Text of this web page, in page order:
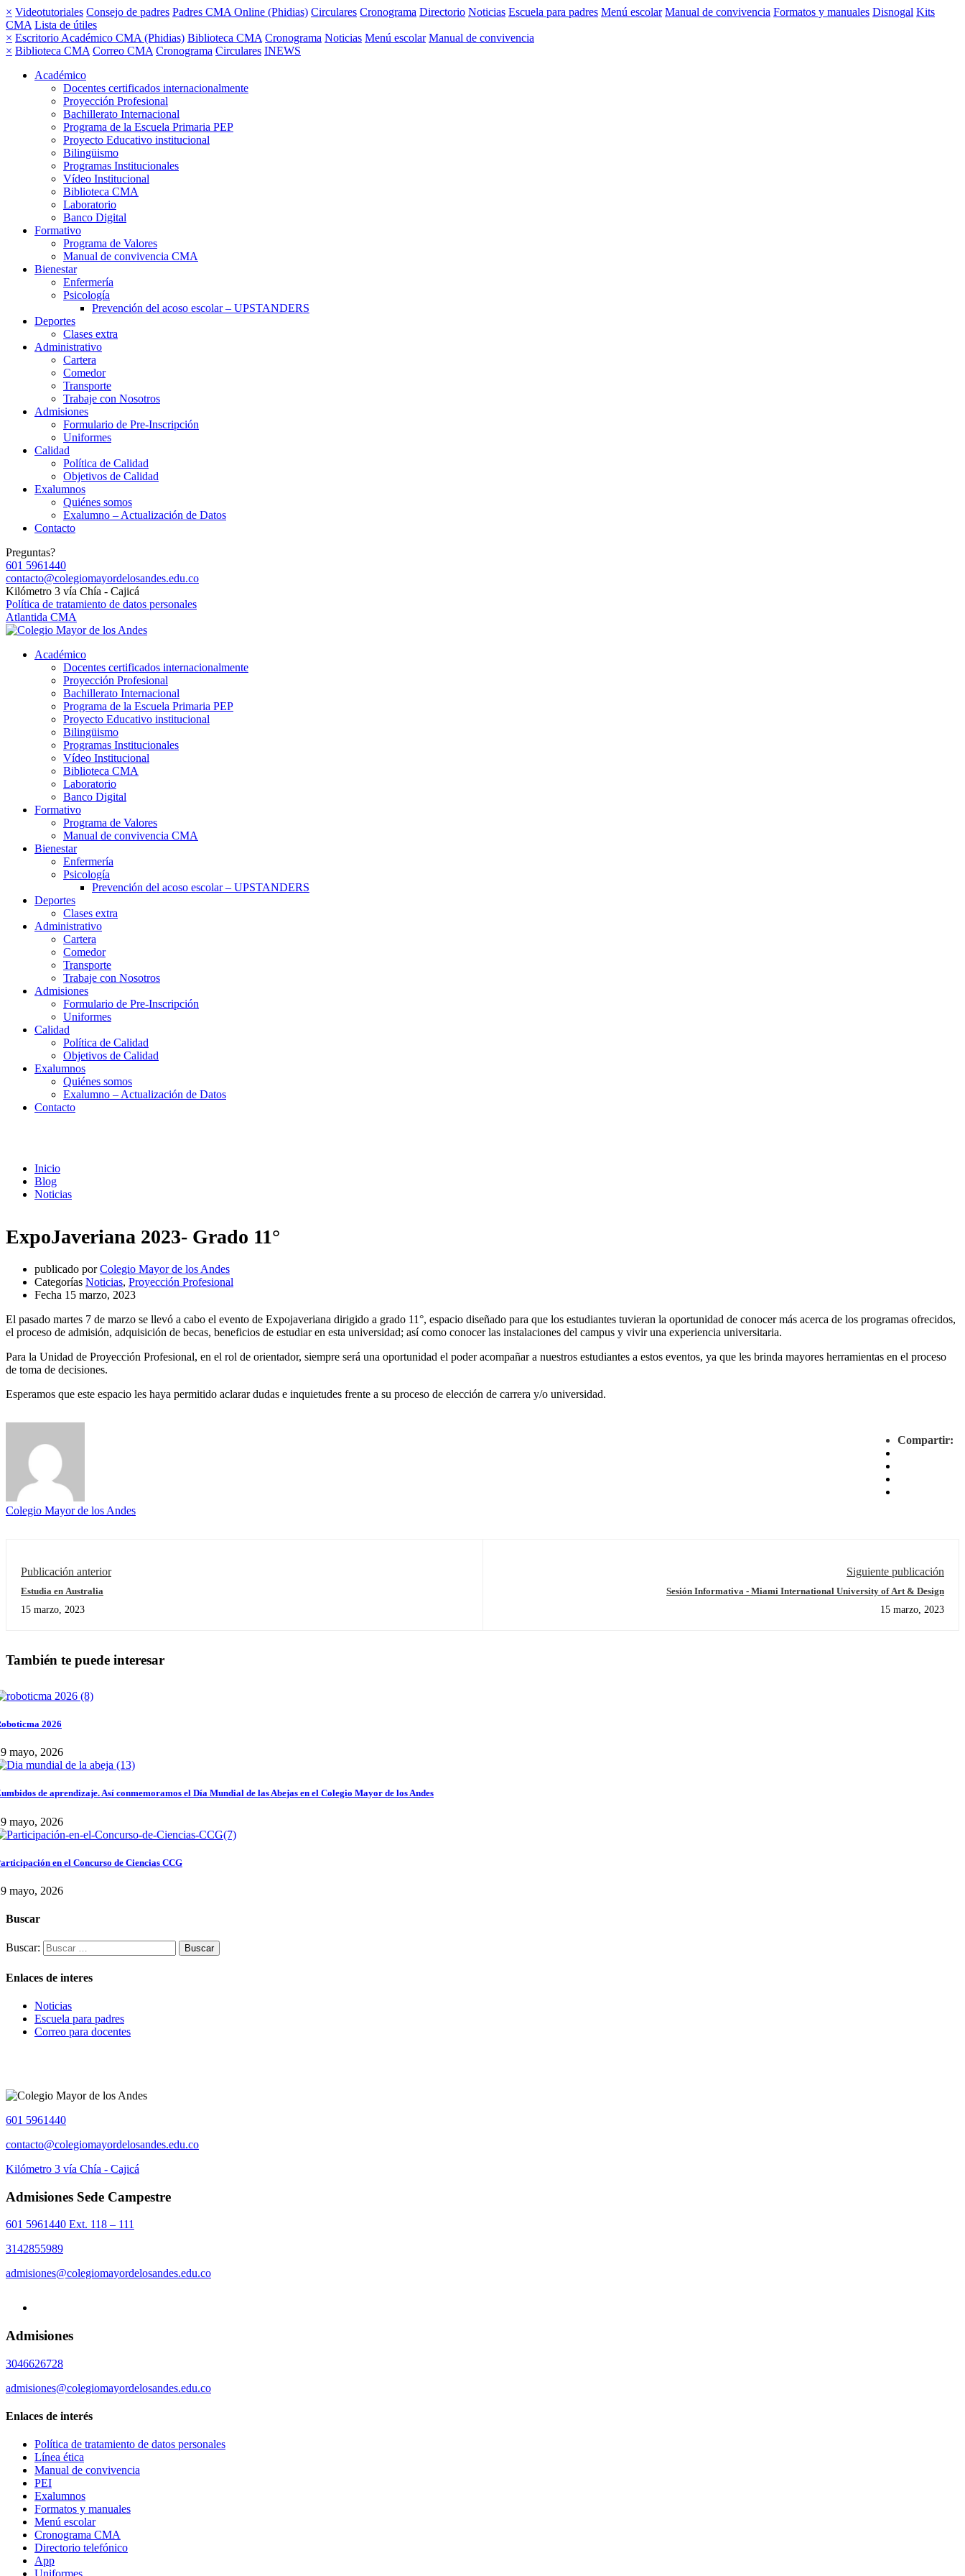
× Videotutoriales Consejo de padres Padres CMA Online (Phidias) Circulares Cronograma Directorio Noticias Escuela para padres Menú escolar Manual de convivencia Formatos y manuales Disnogal Kits
CMA Lista de útiles
× Escritorio Académico CMA (Phidias) Biblioteca CMA Cronograma Noticias Menú escolar Manual de convivencia
× Biblioteca CMA Correo CMA Cronograma Circulares INEWS
Académico
Docentes certificados internacionalmente
Proyección Profesional
Bachillerato Internacional
Programa de la Escuela Primaria PEP
Proyecto Educativo institucional
Bilingüismo
Programas Institucionales
Vídeo Institucional
Biblioteca CMA
Laboratorio
Banco Digital
Formativo
Programa de Valores
Manual de convivencia CMA
Bienestar
Enfermería
Psicología
Prevención del acoso escolar – UPSTANDERS
Deportes
Clases extra
Administrativo
Cartera
Comedor
Transporte
Trabaje con Nosotros
Admisiones
Formulario de Pre-Inscripción
Uniformes
Calidad
Política de Calidad
Objetivos de Calidad
Exalumnos
Quiénes somos
Exalumno – Actualización de Datos
Contacto
Preguntas?
601 5961440
contacto@colegiomayordelosandes.edu.co
Kilómetro 3 vía Chía - Cajicá
Política de tratamiento de datos personales
Atlantida CMA
Académico
Docentes certificados internacionalmente
Proyección Profesional
Bachillerato Internacional
Programa de la Escuela Primaria PEP
Proyecto Educativo institucional
Bilingüismo
Programas Institucionales
Vídeo Institucional
Biblioteca CMA
Laboratorio
Banco Digital
Formativo
Programa de Valores
Manual de convivencia CMA
Bienestar
Enfermería
Psicología
Prevención del acoso escolar – UPSTANDERS
Deportes
Clases extra
Administrativo
Cartera
Comedor
Transporte
Trabaje con Nosotros
Admisiones
Formulario de Pre-Inscripción
Uniformes
Calidad
Política de Calidad
Objetivos de Calidad
Exalumnos
Quiénes somos
Exalumno – Actualización de Datos
Contacto
Inicio
Blog
Noticias
ExpoJaveriana 2023- Grado 11°
publicado por Colegio Mayor de los Andes
Categorías Noticias, Proyección Profesional
Fecha 15 marzo, 2023
El pasado martes 7 de marzo se llevó a cabo el evento de Expojaveriana dirigido a grado 11°, espacio diseñado para que los estudiantes tuvieran la oportunidad de conocer más acerca de los programas ofrecidos,
el proceso de admisión, adquisición de becas, beneficios de estudiar en esta universidad; así como conocer las instalaciones del campus y vivir una experiencia universitaria.
Para la Unidad de Proyección Profesional, en el rol de orientador, siempre será una oportunidad el poder acompañar a nuestros estudiantes a estos eventos, ya que les brinda mayores herramientas en el proceso
de toma de decisiones.
Esperamos que este espacio les haya permitido aclarar dudas e inquietudes frente a su proceso de elección de carrera y/o universidad.
Compartir:
Colegio Mayor de los Andes
Publicación anterior
Estudia en Australia
15 marzo, 2023
Siguiente publicación
Sesión Informativa - Miami International University of Art & Design
15 marzo, 2023
También te puede interesar
2026
mayo, 2026
de aprendizaje. Así conmemoramos el Día Mundial de las Abejas en el Colegio Mayor de los Andes
mayo, 2026
en el Concurso de Ciencias CCG
mayo, 2026
Buscar
Buscar:
Enlaces de interes
Noticias
Escuela para padres
Correo para docentes
601 5961440
contacto@colegiomayordelosandes.edu.co
Kilómetro 3 vía Chía - Cajicá
Admisiones Sede Campestre
601 5961440 Ext. 118 – 111
3142855989
admisiones@colegiomayordelosandes.edu.co
Admisiones
3046626728
admisiones@colegiomayordelosandes.edu.co
Enlaces de interés
Política de tratamiento de datos personales
Línea ética
Manual de convivencia
PEI
Exalumnos
Formatos y manuales
Menú escolar
Cronograma CMA
Directorio telefónico
App